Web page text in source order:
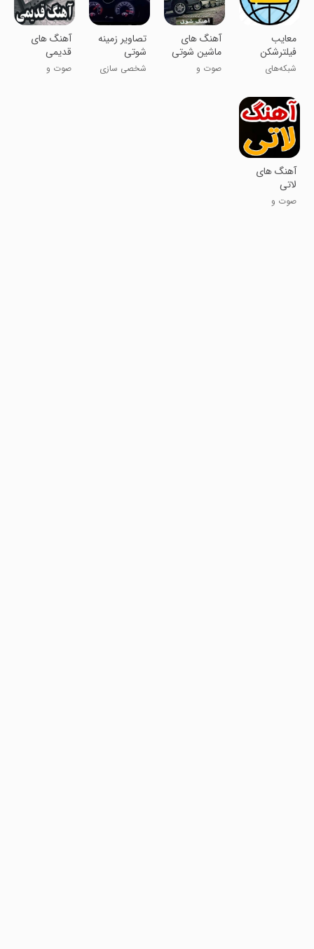
معایب
فیلترشکن
شبکه‌های
آهنگ های
ماشین شوتی
صوت و
تصاویر زمینه
شوتی
شخصی سازی
آهنگ های
قدیمی
صوت و
آهنگ های
لاتی
صوت و